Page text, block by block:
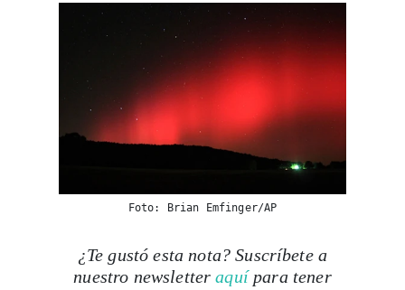
¿Te gustó esta nota? Suscríbete a
acceso a todo el contenido de
Travesías.